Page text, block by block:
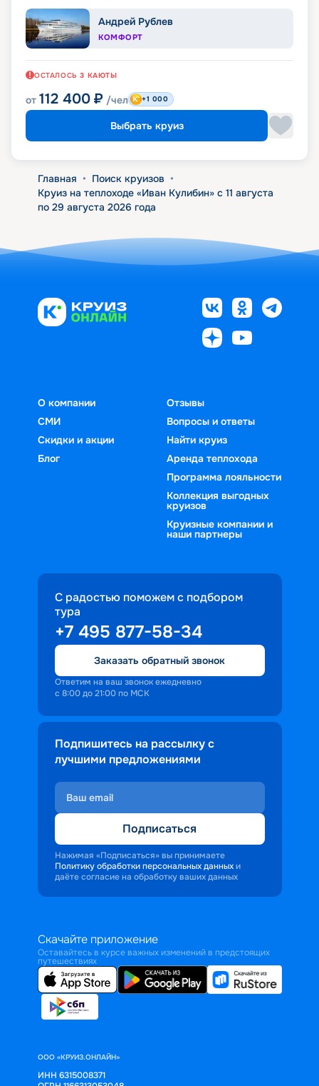
Андрей Рублев
КОМФОРТ
ОСТАЛОСЬ 3 КАЮТЫ
от 112 400 ₽ /чел +1 000
Выбрать круиз
Главная • Поиск круизов •
Круиз на теплоходе «Иван Кулибин» с 11 августа
по 29 августа 2026 года
О компании
СМИ
Скидки и акции
Блог
Отзывы
Вопросы и ответы
Найти круиз
Аренда теплохода
Программа лояльности
Коллекция выгодных
круизов
Круизные компании и
наши партнеры
С радостью поможем с подбором
тура
+7 495 877-58-34
Заказать обратный звонок
Ответим на ваш звонок ежедневно
с 8:00 до 21:00 по МСК
Подпишитесь на рассылку с
лучшими предложениями
Подписаться
Нажимая «Подписаться» вы принимаете
Политику обработки персональных данных и
даёте согласие на обработку ваших данных
Скачайте приложение
Оставайтесь в курсе важных изменений в предстоящих
путешествиях
ООО «КРУИЗ.ОНЛАЙН»
ИНН 6315008371